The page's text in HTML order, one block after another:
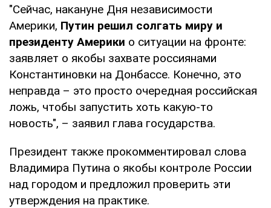
"Сейчас, накануне Дня независимости
Америки, Путин решил солгать миру и
президенту Америки о ситуации на фронте:
заявляет о якобы захвате россиянами
Константиновки на Донбассе. Конечно, это
неправда – это просто очередная российская
ложь, чтобы запустить хоть какую-то
новость", – заявил глава государства.
Президент также прокомментировал слова
Владимира Путина о якобы контроле России
над городом и предложил проверить эти
утверждения на практике.